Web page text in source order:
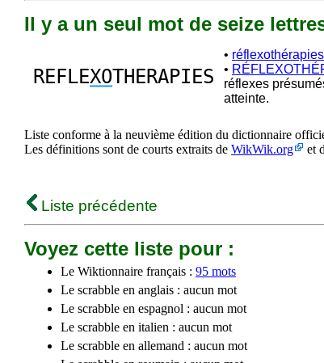
Il y a un seul mot de seize
REFLEXOTHERAPIES
• réflexothérapies
•
réflexes
atteinte.
Liste conforme à la neuvième édition du dictionnaire
Les définitions sont de courts extraits de WikWik.org et
Liste précédente
Voyez cette liste pour :
Le Wiktionnaire français : 95 mots
Le scrabble en anglais : aucun mot
Le scrabble en espagnol : aucun mot
Le scrabble en italien : aucun mot
Le scrabble en allemand : aucun mot